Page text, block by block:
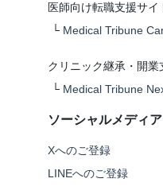
医師向け転職支援サイ
└ Medical Tribune
クリニック継承・開業
└ Medical Tribune
ソーシャルメディア
Xへのご登録
LINEへのご登録